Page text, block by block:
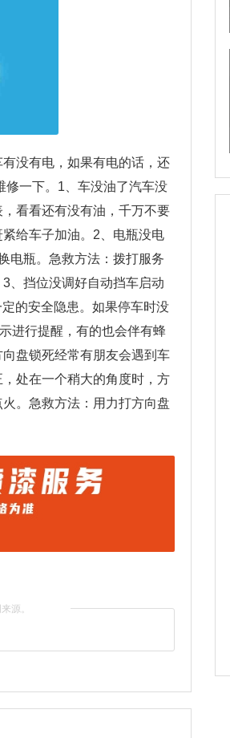
没有电，如果有电的话，还
修一下。1、车没油了汽车没
看看还有没有油，千万不要
给车子加油。2、电瓶没电
电瓶。急救方法：拨打服务
、挡位没调好自动挡车启动
的安全隐患。如果停车时没
进行提醒，有的也会伴有蜂
盘锁死经常有朋友会遇到车
处在一个稍大的角度时，方
。急救方法：用力打方向盘
源。